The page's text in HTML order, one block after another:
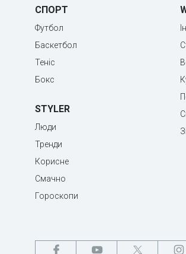
СПОРТ
Футбол
Баскетбол
Теніс
Бокс
STYLER
Люди
Тренди
Корисне
Смачно
Гороскопи